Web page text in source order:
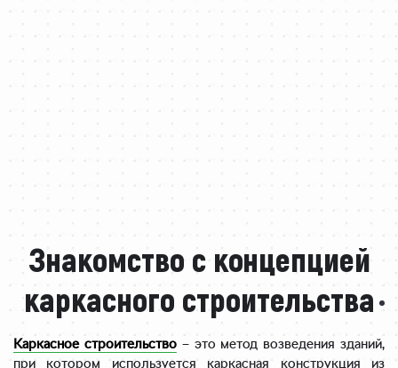
Знакомство с концепцией
каркасного строительства
Каркасное строительство– это метод возведения зданий,